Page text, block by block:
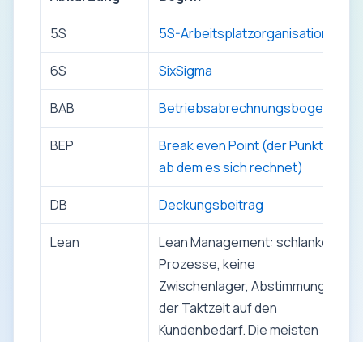
5S 5S-Arbeitsplatzorganisation
6S SixSigma
BAB Betriebsabrechnungsbogen
BEP
Break even Point (der Punkt
ab dem es sich rechnet)
DB Deckungsbeitrag
Lean
Lean Management: schlanke
Prozesse, keine
Zwischenlager, Abstimmung
der Taktzeit auf den
Kundenbedarf. Die meisten